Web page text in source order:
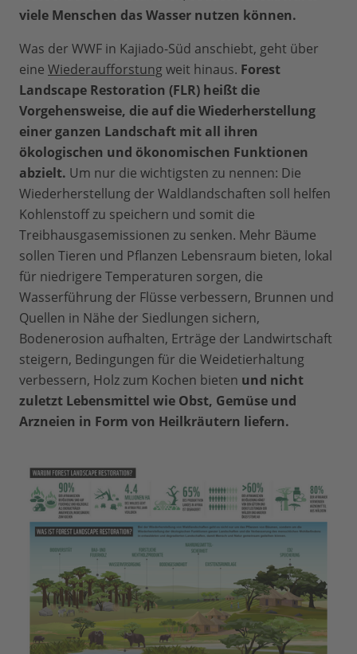
viele Menschen das Wasser nutzen können.
Was der WWF in Kajiado-Süd anschiebt, geht über
eine Wiederaufforstungweit hinaus. Forest
Landscape Restoration (FLR) heißt die
Vorgehensweise, die auf die Wiederherstellung
einer ganzen Landschaft mit all ihren
ökologischen und ökonomischen Funktionen
abzielt. Um nur die wichtigsten zu nennen: Die
Wiederherstellung der Waldlandschaften soll helfen
Kohlenstoff zu speichern und somit die
Treibhausgasemissionen zu senken. Mehr Bäume
sollen Tieren und Pflanzen Lebensraum bieten, lokal
für niedrigere Temperaturen sorgen, die
Wasserführung der Flüsse verbessern, Brunnen und
Quellen in Nähe der Siedlungen sichern,
Bodenerosion aufhalten, Erträge der Landwirtschaft
steigern, Bedingungen für die Weidetierhaltung
verbessern, Holz zum Kochen bieten und nicht
zuletzt Lebensmittel wie Obst, Gemüse und
Arzneien in Form von Heilkräutern liefern.